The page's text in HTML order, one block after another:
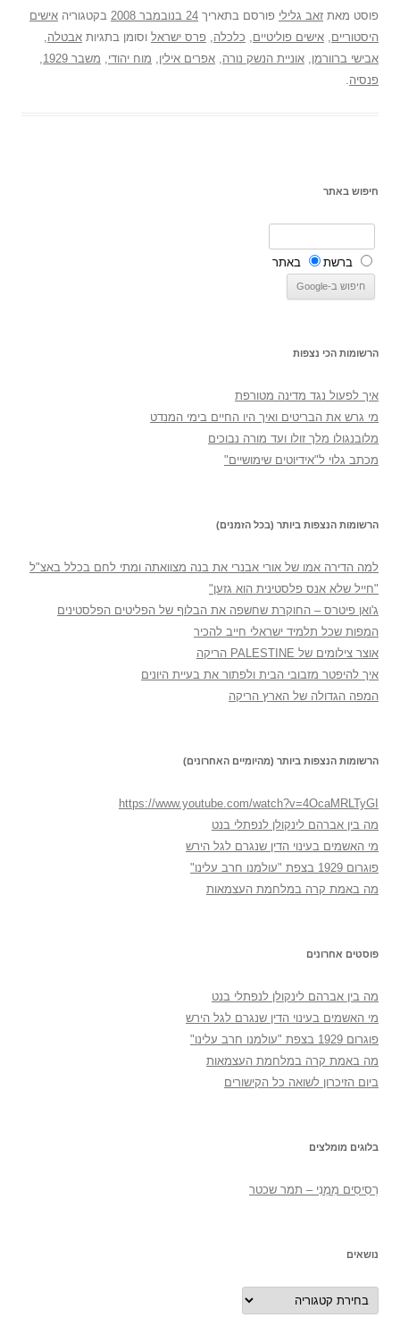
פוסט מאת זאב גלילי פורסם בתאריך 24 בנובמבר 2008 בקטגוריה אישים
היסטוריים אישים פוליטיים כלכלה פרס ישראל וסומן בתגיות אבטלה
אבישי ברוורמן אוניית הנשק נורה אפרים אילין מוח יהודי משבר 1929
פנסיה
חיפוש באתר
ברשת באתר
הרשומות הכי נצפות
איך לפעול נגד מדינה מטורפת
מי גרש את הבריטים ואיך היו החיים בימי המנדט
מלובנגולו מלך זולו ועד מורה נבוכים
מכתב גלוי ל"אידיוטים שימושיים"
הרשומות הנצפות ביותר (בכל הזמנים)
למה הדירה אמו של אורי אבנרי את בנה מצוואתה ומתי לחם בכלל באצ"ל
"חייל שלא אנס פלסטינית הוא גזען"
ג'ואן פיטרס – החוקרת שחשפה את הבלוף של הפליטים הפלסטינים
המפות שכל תלמיד ישראלי חייב להכיר
אוצר צילומים של PALESTINE הריקה
איך להיפטר מזבובי הבית ולפתור את בעיית היונים
המפה הגדולה של הארץ הריקה
הרשומות הנצפות ביותר (מהיומיים האחרונים)
https://www.youtube.com/watch?v=4OcaMRLTyGI
מה בין אברהם לינקולן לנפתלי בנט
מי האשמים בעינוי הדין שנגרם לגל הירש
פוגרום 1929 בצפת "עולמנו חרב עלינו"
מה באמת קרה במלחמת העצמאות
פוסטים אחרונים
מה בין אברהם לינקולן לנפתלי בנט
מי האשמים בעינוי הדין שנגרם לגל הירש
פוגרום 1929 בצפת "עולמנו חרב עלינו"
מה באמת קרה במלחמת העצמאות
ביום הזיכרון לשואה כל הקישורים
בלוגים מומלצים
רְסִיסִים מִמֶנִי – תמר שכטר
נושאים
נושאים